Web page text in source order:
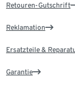
Retouren-Gutschrift
Reklamation
Ersatzteile &
Garantie